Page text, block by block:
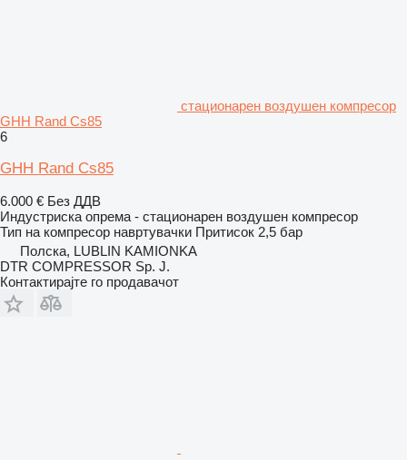
стационарен воздушен компресор
GHH Rand Cs85
6
GHH Rand Cs85
6.000 € Без ДДВ
Индустриска опрема - стационарен воздушен компресор
Тип на компресор навртувачки Притисок 2,5 бар
Полска, LUBLIN KAMIONKA
DTR COMPRESSOR Sp. J.
Контактирајте го продавачот